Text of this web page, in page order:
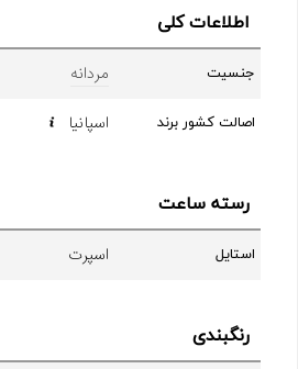
اطلاعات کلی
جنسیت مردانه
اصالت کشور برند اسپانیا
رسته ساعت
استایل اسپرت
رنگبندی